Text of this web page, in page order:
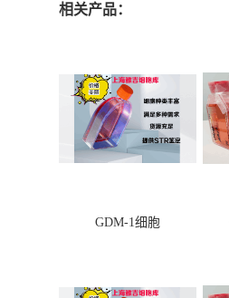
相关产品：
GDM-1细胞